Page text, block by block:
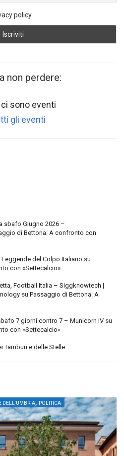
policy
non perdere:
sono eventi
gli eventi
sbafo Giugno 2026 –
di Bettona: A confronto con
del Colpo Italiano su
con «Settecalcio»
Football Italia – Siggknowtech |
su Passaggio di Bettona: A
7 giorni contro 7 – Municorn IV su
con «Settecalcio»
Tamburi e delle Stelle
DELL'UMBRIA, POLITICA